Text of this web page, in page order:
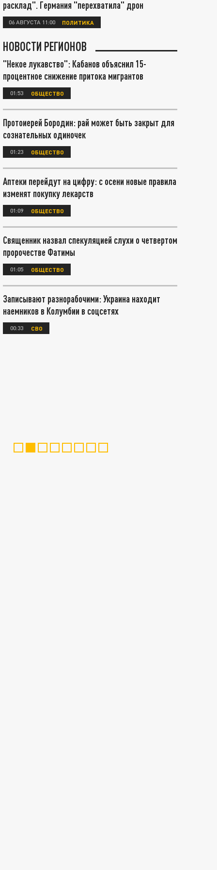
расклад". Германия "перехватила" дрон
06 АВГУСТА 11:00 ПОЛИТИКА
НОВОСТИ РЕГИОНОВ
"Некое лукавство": Кабанов объяснил 15-
процентное снижение притока мигрантов
01:53 ОБЩЕСТВО
Протоиерей Бородин: рай может быть закрыт для
сознательных одиночек
01:23 ОБЩЕСТВО
Аптеки перейдут на цифру: с осени новые правила
изменят покупку лекарств
01:09 ОБЩЕСТВО
Священник назвал спекуляцией слухи о четвертом
пророчестве Фатимы
01:05 ОБЩЕСТВО
Записывают разнорабочими: Украина находит
наемников в Колумбии в соцсетях
00:33 СВО